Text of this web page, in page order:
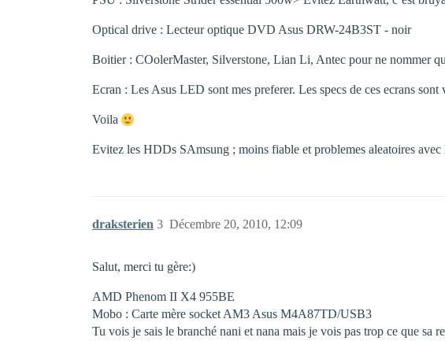
Optical drive : Lecteur optique DVD Asus DRW-24B3ST - noir
Boitier : COolerMaster, Silverstone, Lian Li, Antec pour ne nommer
Ecran : Les Asus LED sont mes preferer. Les specs de ces ecrans sont
Voila
Evitez les HDDs SAmsung ; moins fiable et problemes aleatoires
draksterien Décembre 20, 2010, 12:09
3
Salut, merci tu gère:)
AMD Phenom II X4 955BE
Mobo : Carte mère socket AM3 Asus M4A87TD/USB3
Tu vois je sais le branché nani et nana mais je vois pas trop ce que sa